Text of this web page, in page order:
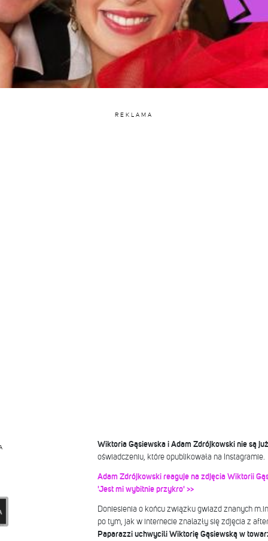
REKLAMA
Wiktoria Gąsiewska i Adam Zdrójkowski nie są
oświadczeniu, które opublikowała na Instagramie.
Adam Zdrójkowski reaguje na zdjęcia Wiktorii
'Jest mi wybitnie przykro' >>
Doniesienia o końcu związku gwiazd znanych
po tym, jak w internecie znalazły się zdjęcia z
Paparazzi uchwycili Wiktorię Gąsiewską w